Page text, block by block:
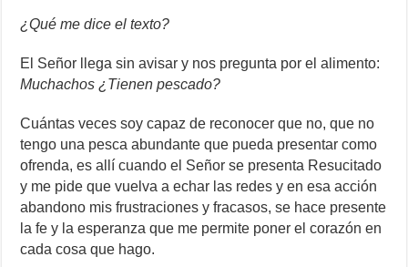
¿Qué me dice el texto?
El Señor llega sin avisar y nos pregunta por el alimento:
Muchachos ¿Tienen pescado?
Cuántas veces soy capaz de reconocer que no, que no
tengo una pesca abundante que pueda presentar como
ofrenda, es allí cuando el Señor se presenta Resucitado
y me pide que vuelva a echar las redes y en esa acción
abandono mis frustraciones y fracasos, se hace presente
la fe y la esperanza que me permite poner el corazón en
cada cosa que hago.